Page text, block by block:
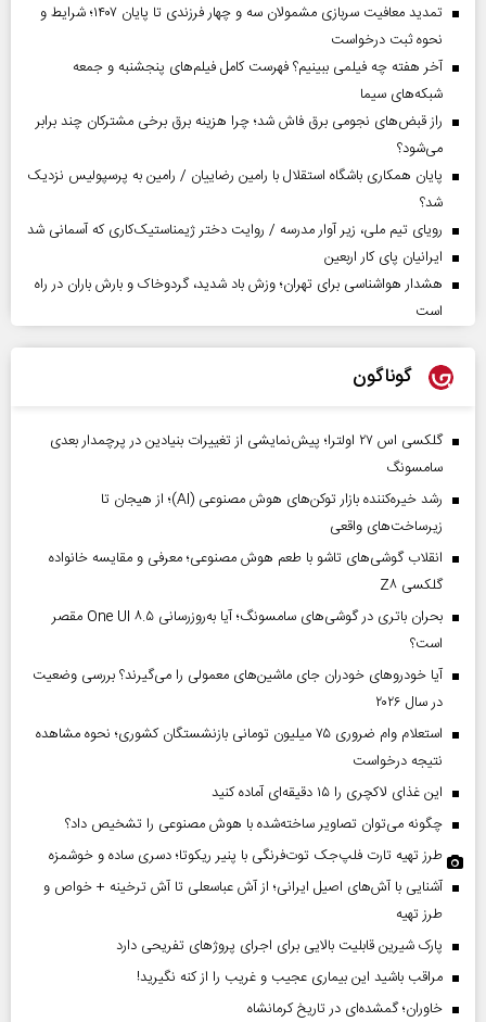
تمدید معافیت سربازی مشمولان سه و چهار فرزندی تا پایان ۱۴۰۷؛ شرایط و
نحوه ثبت درخواست
آخر هفته چه فیلمی ببینیم؟ فهرست کامل فیلم‌های پنجشنبه و جمعه
شبکه‌های سیما
راز قبض‌های نجومی برق فاش شد؛ چرا هزینه برق برخی مشترکان چند برابر
می‌شود؟
پایان همکاری باشگاه استقلال با رامین رضاییان / رامین به پرسپولیس نزدیک
شد؟
رویای تیم ملی، زیر آوار مدرسه / روایت دختر ژیمناستیک‌کاری که آسمانی شد
ایرانیان پای کار اربعین
هشدار هواشناسی برای تهران؛ وزش باد شدید، گردوخاک و بارش باران در راه
است
گوناگون
گلکسی اس ۲۷ اولترا؛ پیش‌نمایشی از تغییرات بنیادین در پرچمدار بعدی
سامسونگ
رشد خیره‌کننده بازار توکن‌های هوش مصنوعی (AI)؛ از هیجان تا
زیرساخت‌های واقعی
انقلاب گوشی‌های تاشو‌ با طعم هوش مصنوعی؛ معرفی و مقایسه خانواده
گلکسی Z۸
بحران باتری در گوشی‌های سامسونگ؛ آیا به‌روزرسانی One UI ۸.۵ مقصر
است؟
آیا خودروهای خودران جای ماشین‌های معمولی را می‌گیرند؟ بررسی وضعیت
در سال ۲۰۲۶
استعلام وام ضروری ۷۵ میلیون تومانی بازنشستگان کشوری؛ نحوه مشاهده
نتیجه درخواست
این غذای لاکچری را ۱۵ دقیقه‌ای آماده کنید
چگونه می‌توان تصاویر ساخته‌شده با هوش مصنوعی را تشخیص داد؟
طرز تهیه تارت فلپ‌جک توت‌فرنگی با پنیر ریکوتا؛ دسری ساده و خوشمزه
آشنایی با آش‌های اصیل ایرانی؛ از آش عباسعلی تا آش ترخینه + خواص و
طرز تهیه
پارک شیرین قابلیت‌ بالایی برای اجرای پروژهای تفریحی دارد
مراقب باشید این بیماری عجیب و غریب را از کنه نگیرید!
خاوران؛ گمشده‌ای در تاریخ کرمانشاه